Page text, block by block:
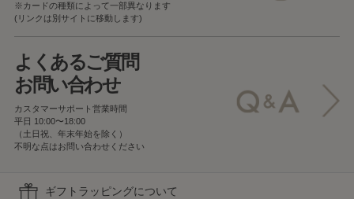
※カードの種類によって一部異なります
(リンクは別サイトに移動します)
よくあるご質問
お問い合わせ
カスタマーサポート営業時間
平日 10:00〜18:00
（土日祝、年末年始を除く）
不明な点はお問い合わせください
ギフトラッピングについて